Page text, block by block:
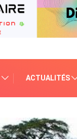
ACTUALITÉS